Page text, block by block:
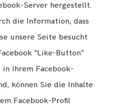
Server hergestellt.
die Information, dass
unsere Seite besucht
“Like-Button”
Ihrem Facebook-
können Sie die Inhalte
Facebook-Profil